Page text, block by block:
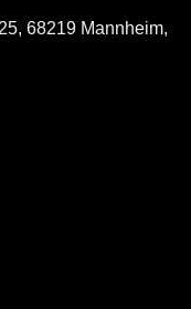
68219 Mannheim,